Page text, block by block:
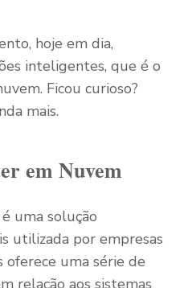
hoje em dia,
inteligentes, que é o
Ficou curioso?
mais.
em Nuvem
uma solução
utilizada por empresas
oferece uma série de
relação aos sistemas